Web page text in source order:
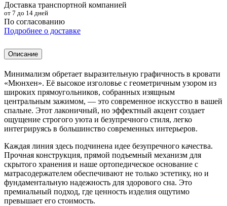
Доставка транспортной компанией
от 7 до 14 дней
По согласованию
Подробнее о доставке
Описание
Минимализм обретает выразительную графичность в кровати
«Мюнхен». Её высокое изголовье с геометричным узором из
широких прямоугольников, собранных изящным
центральным зажимом, — это современное искусство в вашей
спальне. Этот лаконичный, но эффектный акцент создает
ощущение строгого уюта и безупречного стиля, легко
интегрируясь в большинство современных интерьеров.
Каждая линия здесь подчинена идее безупречного качества.
Прочная конструкция, прямой подъемный механизм для
скрытого хранения и наше ортопедическое основание с
матрасодержателем обеспечивают не только эстетику, но и
фундаментальную надежность для здорового сна. Это
премиальный подход, где ценность изделия ощутимо
превышает его стоимость.